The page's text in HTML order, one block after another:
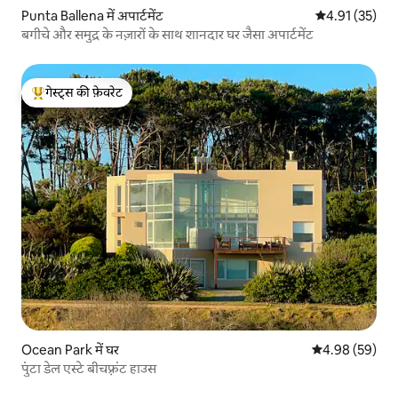
Punta Ballena में अपार्टमेंट औसत रेटिंग 5 में
4.91 (35)
बगीचे और समुद्र के नज़ारों के साथ शानदार घर जैसा अपार्टमेंट
गेस्ट्स का टॉप फ़ेवरेट
गेस्ट्स की फ़ेवरेट
Ocean Park में घर औसत रेटिंग 5 में
4.98 (59)
पुंटा डेल एस्टे बीचफ़्रंट हाउस